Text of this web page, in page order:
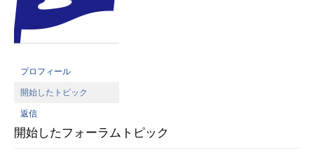
プロフィール
開始したトピック
返信
開始したフォーラムトピック